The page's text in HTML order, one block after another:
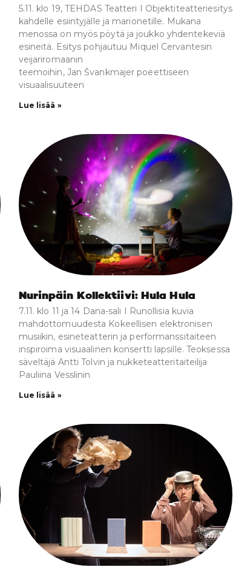
5.11. klo 19, TEHDAS Teatteri I Objektiteatteriesitys
kahdelle esiintyjälle ja marionetille. Mukana
menossa on myös pöytä ja joukko yhdentekeviä
esineitä. Esitys pohjautuu Miquel Cervantesin
veijariromaanin
teemoihin, Jan Švankmajer poeettiseen
visuaalisuuteen
Lue lisää »
Nurinpäin Kollektiivi: Hula Hula
7.11. klo 11 ja 14 Dana-sali I Runollisia kuvia
mahdottomuudesta Kokeellisen elektronisen
musiikin, esineteatterin ja performanssitaiteen
inspiroima visuaalinen konsertti lapsille. Teoksessa
säveltäjä Antti Tolvin ja nukketeatteritaiteilija
Pauliina Vesslinin
Lue lisää »